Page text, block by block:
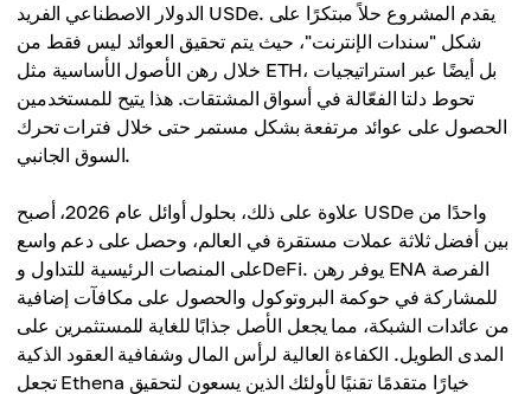
الدولار الاصطناعي الفريد USDe. يقدم المشروع حلاً مبتكرًا على
شكل "سندات الإنترنت"، حيث يتم تحقيق العوائد ليس فقط من
خلال رهن الأصول الأساسية مثل ETH، بل أيضًا عبر استراتيجيات
تحوط دلتا الفعّالة في أسواق المشتقات. هذا يتيح للمستخدمين
الحصول على عوائد مرتفعة بشكل مستمر حتى خلال فترات تحرك
السوق الجانبي.
علاوة على ذلك، بحلول أوائل عام 2026، أصبح USDe واحدًا من
بين أفضل ثلاثة عملات مستقرة في العالم، وحصل على دعم واسع
على المنصات الرئيسية للتداول وDeFi. يوفر رهن ENA الفرصة
للمشاركة في حوكمة البروتوكول والحصول على مكافآت إضافية
من عائدات الشبكة، مما يجعل الأصل جذابًا للغاية للمستثمرين على
المدى الطويل. الكفاءة العالية لرأس المال وشفافية العقود الذكية
تجعل Ethena خيارًا متقدمًا تقنيًا لأولئك الذين يسعون لتحقيق